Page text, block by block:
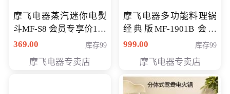
摩飞电器蒸汽迷你电熨
斗MF-S8 会员专享价168
元
369.00 库存99
摩飞电器专卖店
摩飞电器多功能料理锅
经典版MF-1901B 会员
专享价399元
999.00 库存99
摩飞电器专卖店